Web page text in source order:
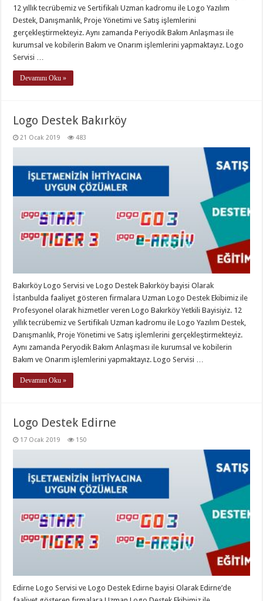
12 yıllık tecrübemiz ve Sertifikalı Uzman kadromu ile Logo Yazılım
Destek, Danışmanlık, Proje Yönetimi ve Satış işlemlerini
gerçekleştirmekteyiz. Aynı zamanda Periyodik Bakım Anlaşması ile
kurumsal ve kobilerin Bakım ve Onarım işlemlerini yapmaktayız. Logo
Servisi …
Devamını Oku »
Logo Destek Bakırköy
21 Ocak 2019 483
Bakırköy Logo Servisi ve Logo Destek Bakırköy bayisi Olarak
İstanbulda faaliyet gösteren firmalara Uzman Logo Destek Ekibimiz ile
Profesyonel olarak hizmetler veren Logo Bakırköy Yetkili Bayisiyiz. 12
yıllık tecrübemiz ve Sertifikalı Uzman kadromu ile Logo Yazılım Destek,
Danışmanlık, Proje Yönetimi ve Satış işlemlerini gerçekleştirmekteyiz.
Aynı zamanda Peryodik Bakım Anlaşması ile kurumsal ve kobilerin
Bakım ve Onarım işlemlerini yapmaktayız. Logo Servisi …
Devamını Oku »
Logo Destek Edirne
17 Ocak 2019 150
Edirne Logo Servisi ve Logo Destek Edirne bayisi Olarak Edirne’de